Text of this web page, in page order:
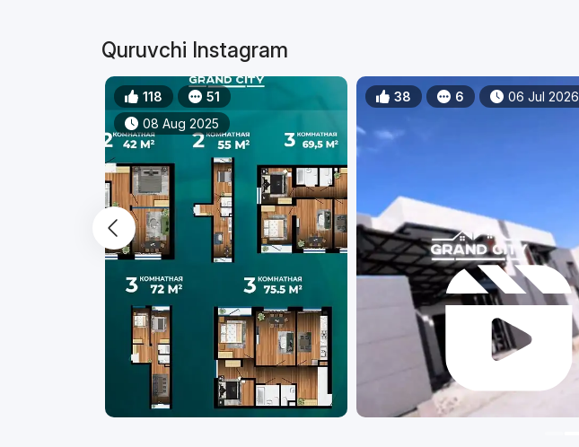
Quruvchi Instagram
118
51
08 Aug 2025
38 6 06 Jul 2026